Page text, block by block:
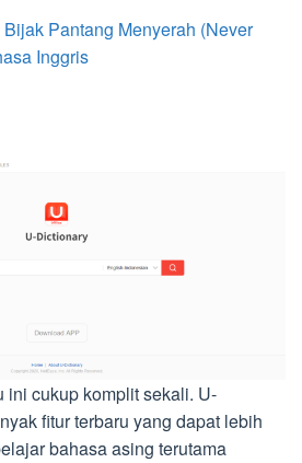
Pantang Menyerah (Never
Inggris
ini cukup komplit sekali. U-
fitur terbaru yang dapat lebih
bahasa asing terutama